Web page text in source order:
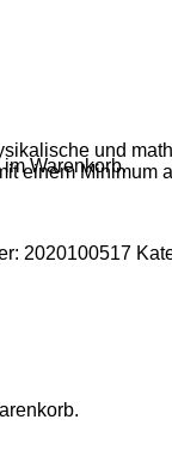
Warenkorb.
und
einem Minimum
2020100517